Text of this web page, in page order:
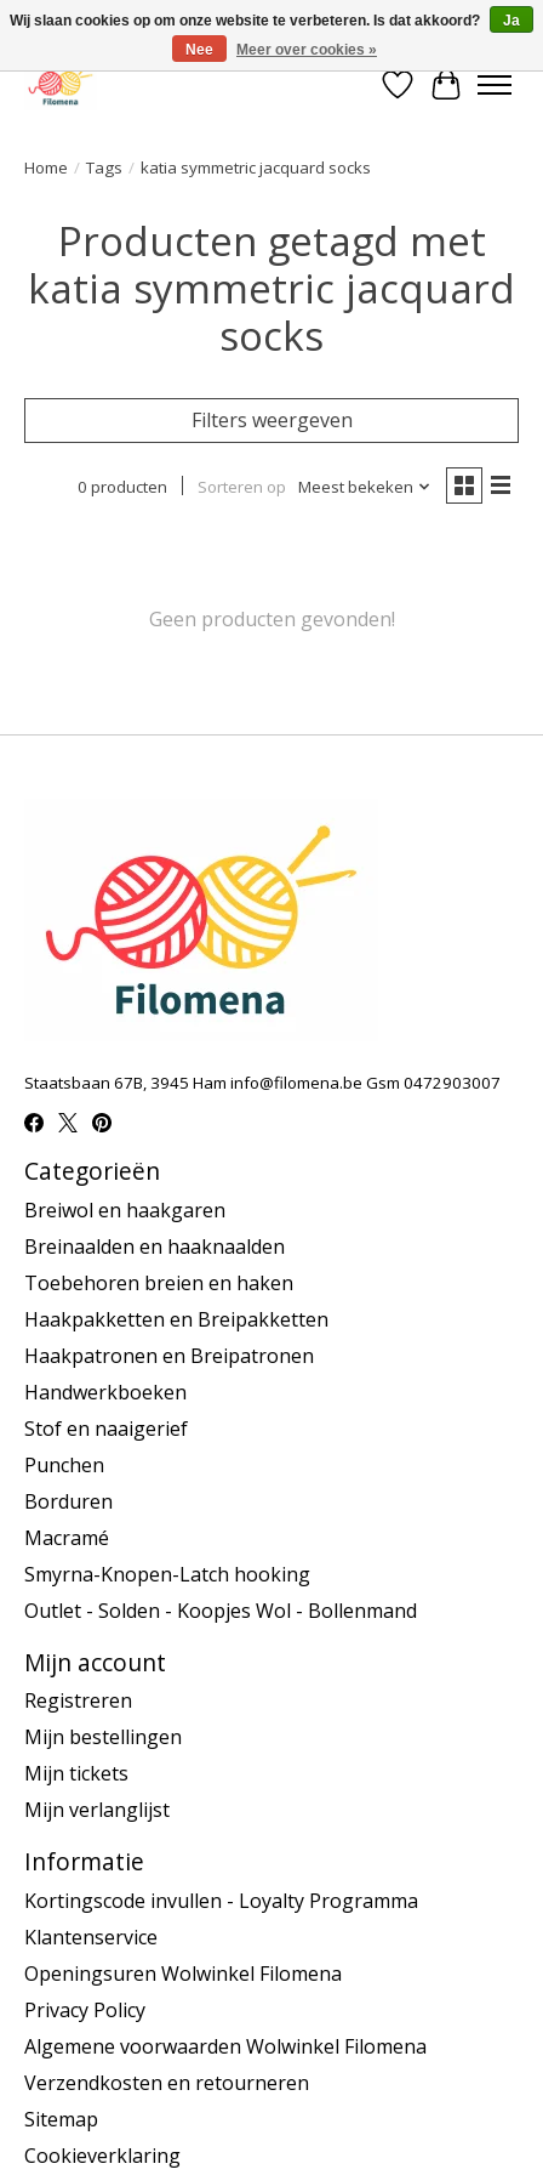
Verlanglijst
Home / Tags / katia symmetric jacquard socks
Producten getagd met
katia symmetric jacquard
socks
Filters weergeven
0 producten Sorteren op Meest bekeken
Geen producten gevonden!
Staatsbaan 67B, 3945 Ham info@filomena.be Gsm 0472903007
Categorieën
Breiwol en haakgaren
Breinaalden en haaknaalden
Toebehoren breien en haken
Haakpakketten en Breipakketten
Haakpatronen en Breipatronen
Handwerkboeken
Stof en naaigerief
Punchen
Borduren
Macramé
Smyrna-Knopen-Latch hooking
Outlet - Solden - Koopjes Wol - Bollenmand
Mijn account
Registreren
Mijn bestellingen
Mijn tickets
Mijn verlanglijst
Informatie
Kortingscode invullen - Loyalty Programma
Klantenservice
Openingsuren Wolwinkel Filomena
Privacy Policy
Algemene voorwaarden Wolwinkel Filomena
Verzendkosten en retourneren
Sitemap
Cookieverklaring
Wij slaan cookies op om onze website te verbeteren. Is dat akkoord?
Ja
Nee
Meer over cookies »